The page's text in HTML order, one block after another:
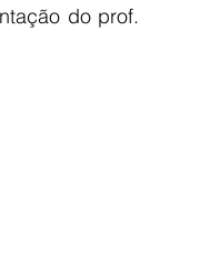
do prof.